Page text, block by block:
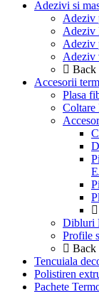
Adezivi si
Adeziv
Adeziv
Adeziv
Adeziv
Back
Accesorii
Plasa
Coltare
Dibluri
Profile
Back
Tencuiala
Polistiren
Pachete